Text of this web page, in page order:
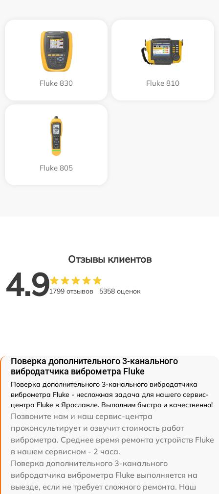
Fluke 830 Fluke 810
Fluke 805
Отзывы клиентов
4.91799 отзывов 5358 оценок
Поверка дополнительного 3-канального
вибродатчика виброметра Fluke
Поверка дополнительного 3-канального вибродатчика
виброметра Fluke - несложная задача для нашего сервис-
центра Fluke в Ярославле. Выполним быстро и качественно!
Позвоните нам и наш сервис-центра
проконсультирует и озвучит стоимость работ
виброметра. Среднее время ремонта устройств Fluke
в нашем сервисном - 2 часа.
Поверка дополнительного 3-канального
вибродатчика виброметра Fluke выполняется на
выезде, если не требует сложного ремонта. Наш